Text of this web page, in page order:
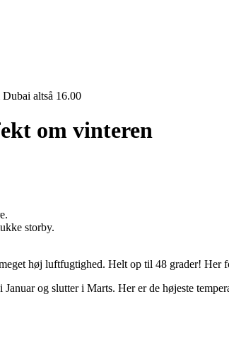
altså 16.00
om vinteren
storby.
høj luftfugtighed. Helt op til 48 grader! Her
og slutter i Marts. Her er de højeste